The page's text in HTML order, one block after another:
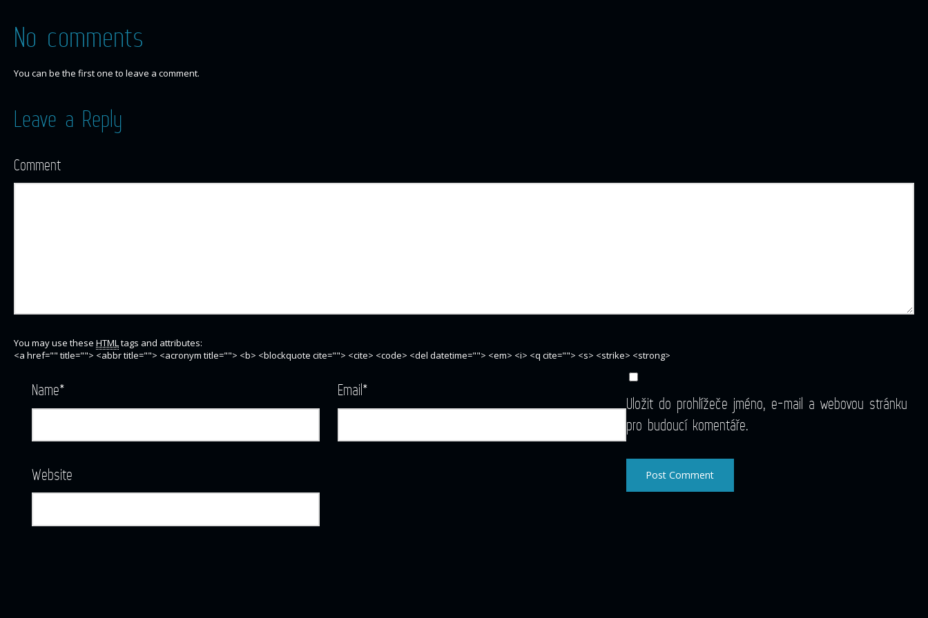
No comments
You can be the first one to leave a comment.
Leave a Reply
Comment
You may use these HTMLtags and attributes:
<a href="" title=""> <abbr title=""> <acronym title=""> <b> <blockquote cite=""> <cite> <code> <del datetime=""> <em> <i> <q cite=""> <s> <strike> <strong>
Name* Email*
Website
Uložit do prohlížeče jméno, e-mail a webovou stránku
pro budoucí komentáře.